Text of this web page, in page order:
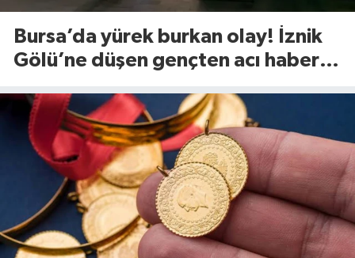
Bursa’da yürek burkan olay! İznik
Gölü’ne düşen gençten acı haber